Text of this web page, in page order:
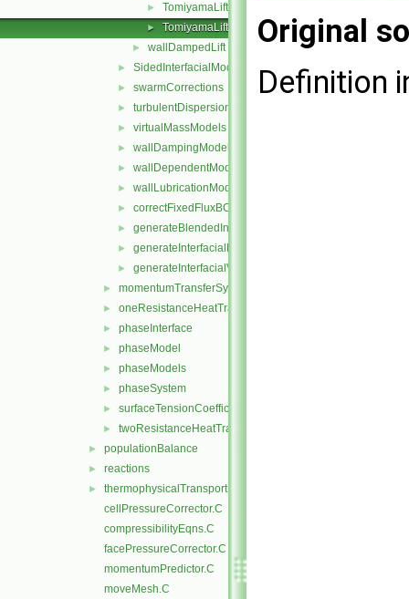
► TomiyamaLift.C
► TomiyamaLift.H
► wallDampedLift
► SidedInterfacialModel
► swarmCorrections
► turbulentDispersionModels
► virtualMassModels
► wallDampingModels
► wallDependentModel
► wallLubricationModels
► correctFixedFluxBCs.H
► generateBlendedInterfacialModels.H
► generateInterfacialModels.H
► generateInterfacialValues.H
► momentumTransferSystem
► oneResistanceHeatTransfer
► phaseInterface
► phaseModel
► phaseModels
► phaseSystem
► surfaceTensionCoefficientModels
► twoResistanceHeatTransfer
► populationBalance
► reactions
►
thermophysicalTransportModels
cellPressureCorrector.C
compressibilityEqns.C
facePressureCorrector.C
momentumPredictor.C
moveMesh.C
Original
Definition